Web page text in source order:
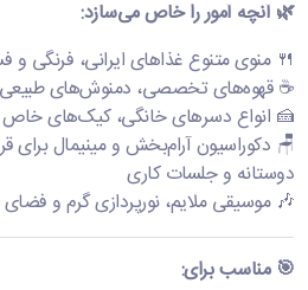
🌿 آنچه آمور را خاص می‌سازد:
🍴 منوی متنوع غذاهای ایرانی، فرنگی و
☕ قهوه‌های تخصصی، دمنوش‌های
🍰 انواع دسرهای خانگی، کیک‌های
🪑 دکوراسیون آرام‌بخش و مینیمال برای
دوستانه و جلسات کاری
🎶 موسیقی ملایم، نورپردازی گرم و
🎯 مناسب برای: